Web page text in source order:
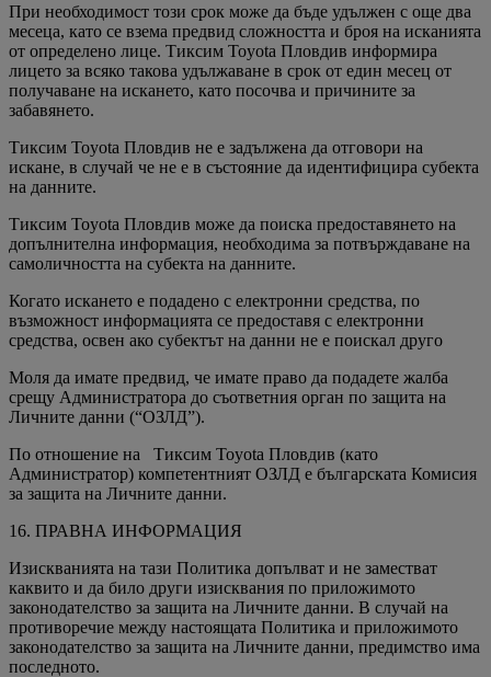
При необходимост този срок може да бъде удължен с още два
месеца, като се взема предвид сложността и броя на исканията
от определено лице. Тиксим Toyota Пловдив информира
лицето за всяко такова удължаване в срок от един месец от
получаване на искането, като посочва и причините за
забавянето.
Тиксим Toyota Пловдив не е задължена да отговори на
искане, в случай че не е в състояние да идентифицира субекта
на данните.
Тиксим Toyota Пловдив може да поиска предоставянето на
допълнителна информация, необходима за потвърждаване на
самоличността на субекта на данните.
Когато искането е подадено с електронни средства, по
възможност информацията се предоставя с електронни
средства, освен ако субектът на данни не е поискал друго
Моля да имате предвид, че имате право да подадете жалба
срещу Администратора до съответния орган по защита на
Личните данни (“ОЗЛД”).
По отношение на Тиксим Toyota Пловдив (като
Администратор) компетентният ОЗЛД е българската Комисия
за защита на Личните данни.
16. ПРАВНА ИНФОРМАЦИЯ
Изискванията на тази Политика допълват и не заместват
каквито и да било други изисквания по приложимото
законодателство за защита на Личните данни. В случай на
противоречие между настоящата Политика и приложимото
законодателство за защита на Личните данни, предимство има
последното.